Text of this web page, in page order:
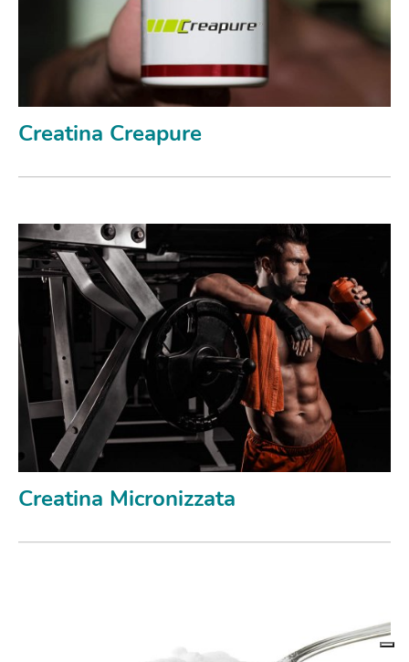
Creatina Creapure
Creatina Micronizzata